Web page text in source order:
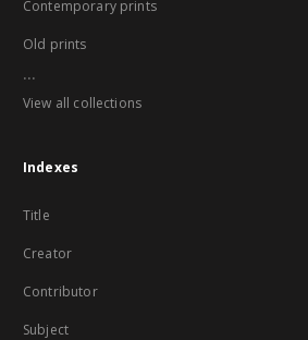
Contemporary prints
Old prints
...
View all collections
Indexes
Title
Creator
Contributor
Subject